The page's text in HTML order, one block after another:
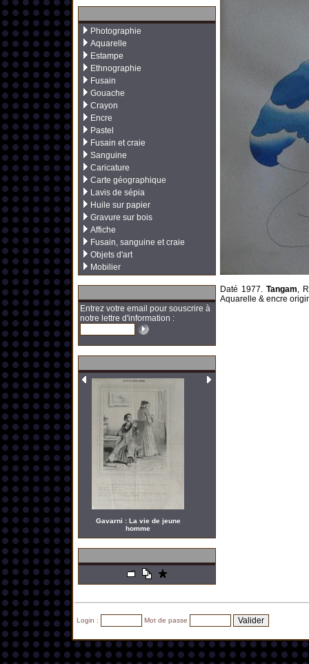
Photographie
Aquarelle
Estampe
Ethnographie
Fusain
Gouache
Crayon
Encre
Pastel
Fusain et craie
Sanguine
Caricature
Carte géographique
Lavis de sépia
Huile sur papier
Gravure sur bois
Affiche
Fusain, sanguine et craie
Objets d'art
Mobilier
Entrez votre email pour souscrire à
notre lettre d'information :
Gavarni : La vie de jeune
homme
Daté 1977.Tangam,
Aquarelle & encre
Login : Mot de passe